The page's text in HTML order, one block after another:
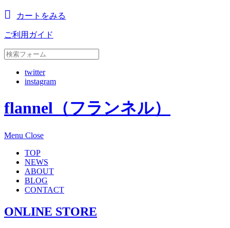
カートをみる
ご利用ガイド
twitter
instagram
flannel（フランネル）
Menu Close
TOP
NEWS
ABOUT
BLOG
CONTACT
ONLINE STORE